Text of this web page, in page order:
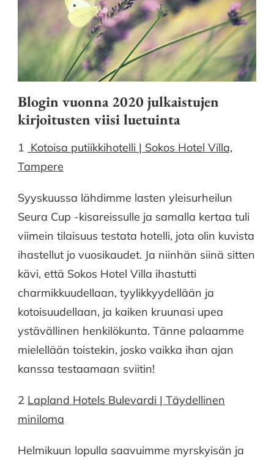
Blogin vuonna 2020 julkaistujen
kirjoitusten viisi luetuinta
1 Kotoisa putiikkihotelli | Sokos Hotel Villa,
Tampere
Syyskuussa lähdimme lasten yleisurheilun
Seura Cup -kisareissulle ja samalla kertaa tuli
viimein tilaisuus testata hotelli, jota olin kuvista
ihastellut jo vuosikaudet. Ja niinhän siinä sitten
kävi, että Sokos Hotel Villa ihastutti
charmikkuudellaan, tyylikkyydellään ja
kotoisuudellaan, ja kaiken kruunasi upea
ystävällinen henkilökunta. Tänne palaamme
mielellään toistekin, josko vaikka ihan ajan
kanssa testaamaan sviitin!
2 Lapland Hotels Bulevardi | Täydellinen
miniloma
Helmikuun lopulla saavuimme myrskyisän ja